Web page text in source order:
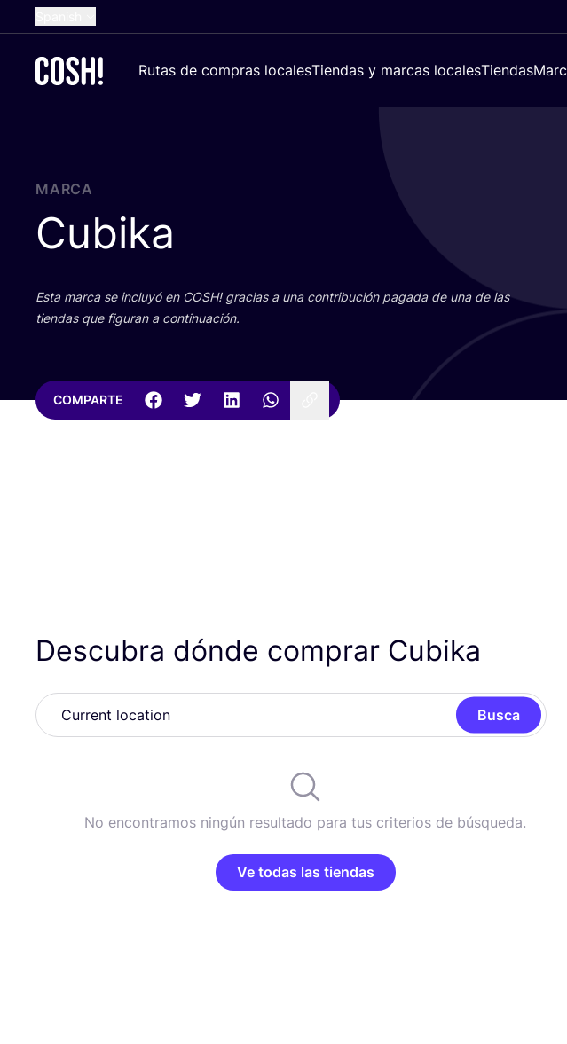
Dutch
Croatian
Rutas de compras localesTiendas y marcas localesTiendas
MARCA
Cubika
Esta mar­ca se inclu­yó en COSH! gra­cias a una con­tri­bu­ción paga­da de una de las
tien­das que figu­ran a continuación.
COMPARTE
Descubra dónde comprar Cubika
Busca
No encontramos ningún resultado para tus criterios de búsqueda.
Ve todas las tiendas